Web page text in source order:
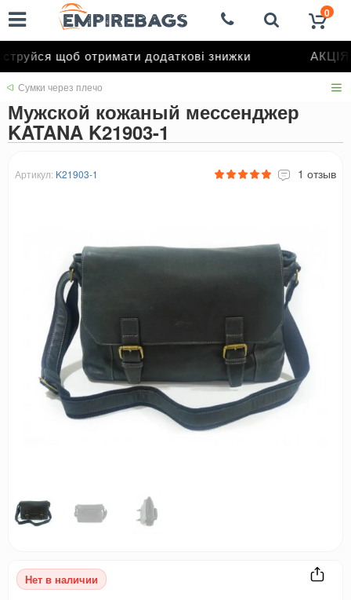
щоб отримати додаткові знижки АКЦІЯ
0
Сумки через плечо
Мужской кожаный мессенджер
KATANA K21903-1
Артикул: K21903-1 1 отзыв
Нет в наличии